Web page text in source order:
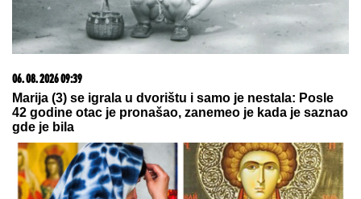
NEVIĐENONASILjE U SOPOTU:
Amerikanac nasred ulice pretukao
suprugu štapom, pa pobegao od
MITROVIĆI U PUNOM SASTAVU:
Milica pokazala kakav odnos ima sa
ovo nisu očekivali! (FOTO)
by Aklamator